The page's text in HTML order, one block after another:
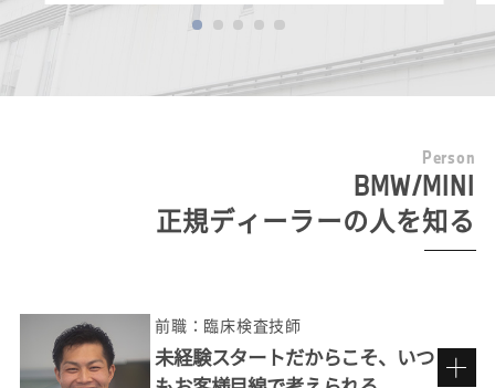
Person
BMW/MINI
正規ディーラーの人を知る
前職：臨床検査技師
未経験スタートだからこそ、いつ